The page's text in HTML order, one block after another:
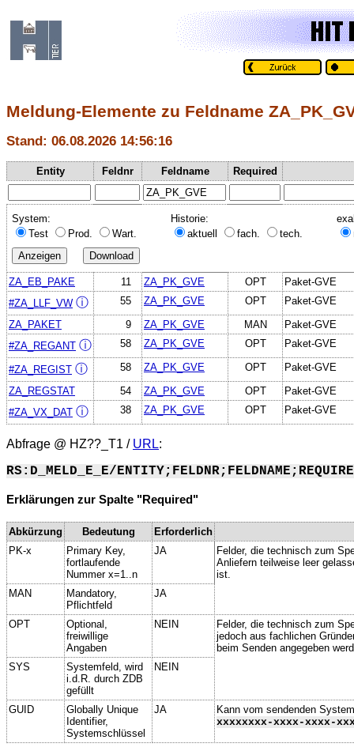
Meldung-Elemente zu Feldname
Stand: 06.08.2026 14:56:16
Entity Feldnr Feldname Required
System:
Test
Prod. Wart.
Historie:
aktuell
fach. tech.
ZA_EB_PAKE 11 ZA_PK_GVE OPT
Paket-GVE
#ZA_LLF_VW ⓘ 55 ZA_PK_GVE OPT
Paket-GVE
ZA_PAKET
9 ZA_PK_GVE MAN
Paket-GVE
#ZA_REGANT ⓘ 58 ZA_PK_GVE OPT Paket-GVE
#ZA_REGIST ⓘ 58 ZA_PK_GVE OPT
Paket-GVE
ZA_REGSTAT
54 ZA_PK_GVE OPT
Paket-GVE
#ZA_VX_DAT ⓘ 38 ZA_PK_GVE OPT Paket-GVE
Abfrage @ HZ??_T1 / URL:
RS:D_MELD_E_E/
Erklärungen zur Spalte "Required"
Abkürzung Bedeutung
Erforderlich
PK-x
Primary Key,
fortlaufende
Nummer x=1..n
JA
Felder, die technisch zum
Anliefern teilweise leer
ist.
MAN
Mandatory,
Pflichtfeld
JA
OPT
Optional,
freiwillige
Angaben
NEIN
Felder, die technisch zum
jedoch aus fachlichen
beim Senden angegeben
SYS
Systemfeld, wird
i.d.R. durch ZDB
gefüllt
NEIN
GUID
Globally Unique
Identifier,
Systemschlüssel
JA
Kann vom sendenden
xxxxxxxx-xxxx-xxxx-